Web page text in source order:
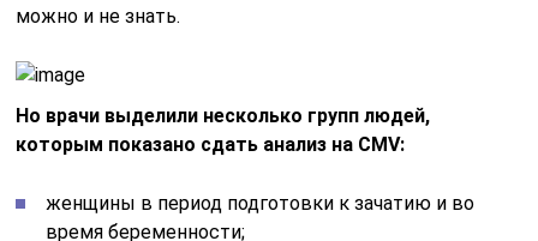
можно и не знать.
Но врачи выделили несколько групп людей,
которым показано сдать анализ на CMV:
женщины в период подготовки к зачатию и во
время беременности;